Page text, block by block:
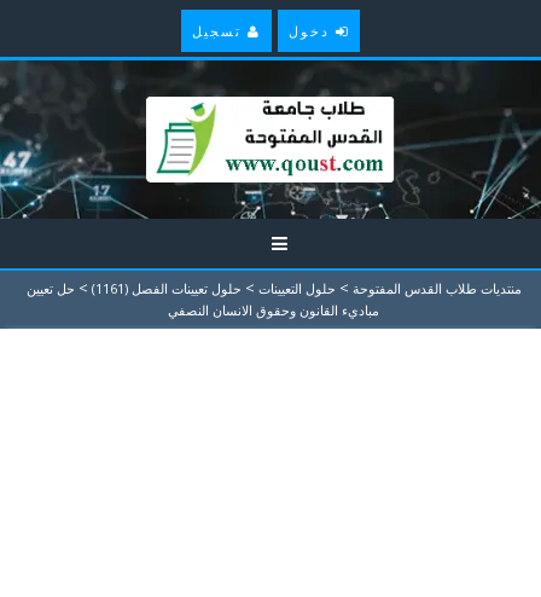
دخول تسجيل
منتديات طلاب القدس المفتوحة > حلول التعيينات > حلول تعيينات الفصل (1161) > حل تعيين
مباديء القانون وحقوق الانسان النصفي